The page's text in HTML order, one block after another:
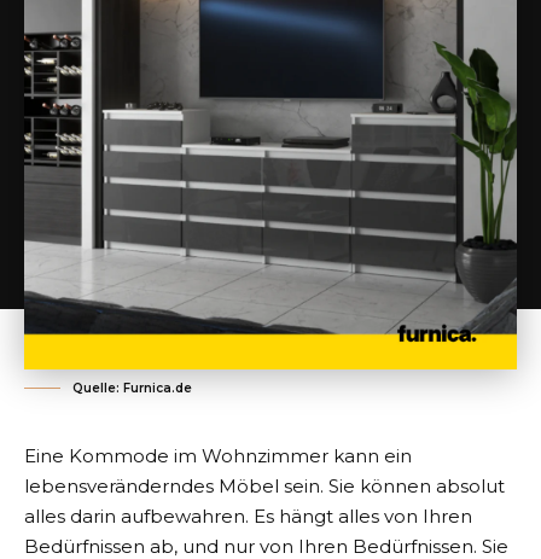
Quelle: Furnica.de
Eine Kommode im Wohnzimmer kann ein
lebensveränderndes Möbel sein. Sie können absolut
alles darin aufbewahren. Es hängt alles von Ihren
Bedürfnissen ab, und nur von Ihren Bedürfnissen. Sie